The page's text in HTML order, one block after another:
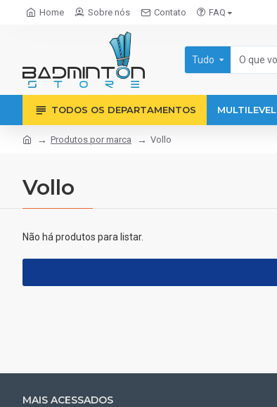
Home Sobre nós Contato FAQ
Tudo
TODOS OS DEPARTAMENTOS MULTILEVEL
Produtos por marca Vollo
Vollo
Não há produtos para listar.
MAIS ACESSADOS